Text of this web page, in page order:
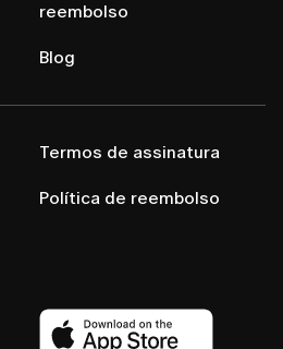
reembolso
Blog
Termos de assinatura
Política de reembolso